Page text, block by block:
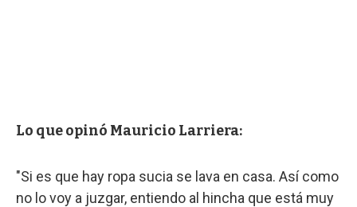
Lo que opinó Mauricio Larriera:
"Si es que hay ropa sucia se lava en casa. Así como
no lo voy a juzgar, entiendo al hincha que está muy